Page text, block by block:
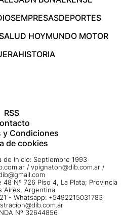
EMPRESASDEPORTES
HOYMUNDO MOTOR
HISTORIA
RSS
y Condiciones
de cookies
de Inicio: Septiembre 1993
/ vpignaton@dib.com.ar /
Nº 726 Piso 4, La Plata; Provincia
Aires, Argentina
- Whatsapp: +5492215031783
Nº 32644856